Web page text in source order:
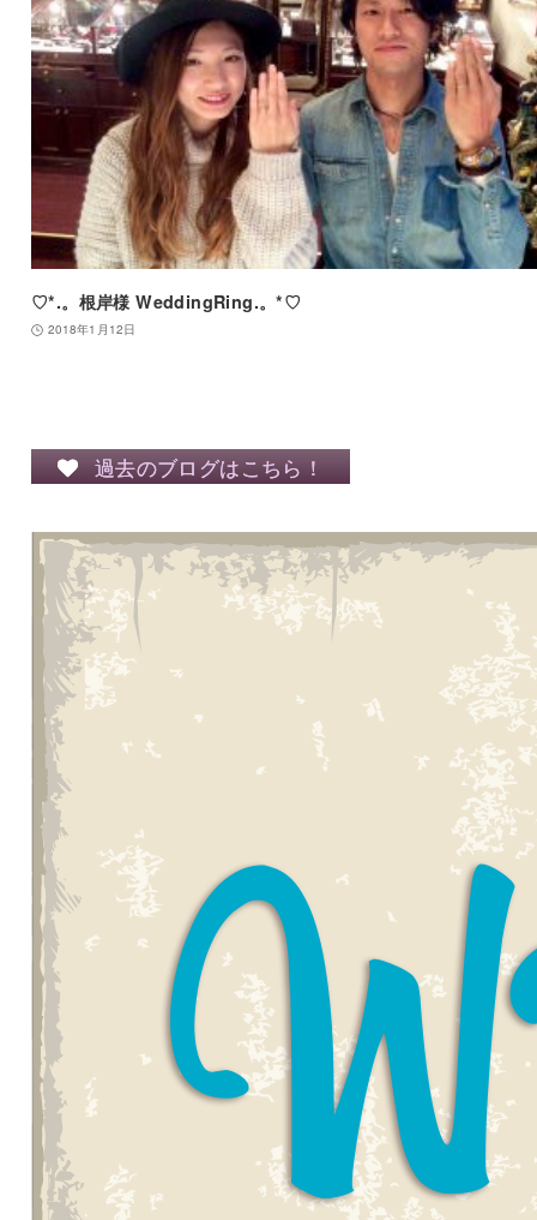
♡*.。根岸様 WeddingRing.。*♡
2018年1月12日
過去のブログはこちら！